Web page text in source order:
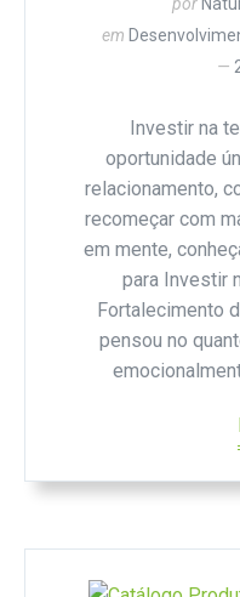
em
Investir na
oportunidade
relacionamento,
recomeçar com
em mente,
para Investir
Fortalecimento
pensou no